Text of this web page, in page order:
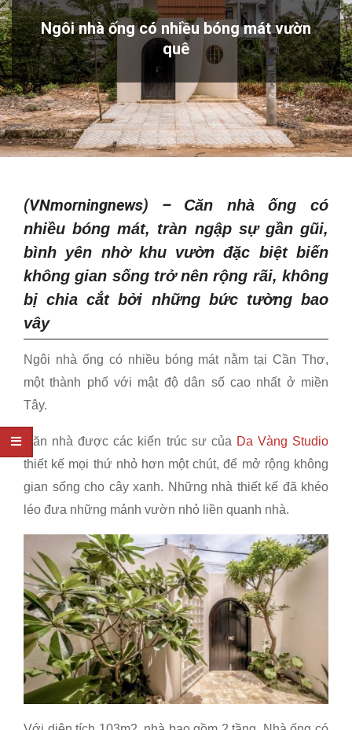
Ngôi nhà ống có nhiều bóng mát vườn
quê
(VNmorningnews) – Căn nhà ốngcó
nhiều bóng mát, tràn ngập sự gần gũi,
bình yên nhờ khu vườn đặc biệt biến
không gian sống trở nên rộng rãi, không
bị chia cắt bởi những bức tường bao
vây
Ngôi nhà ống có nhiều bóng mát nằm tại Cần Thơ,
một thành phố với mật độ dân số cao nhất ở miền
Tây.
Căn nhà được các kiến trúc sư của Da Vàng Studio
thiết kế mọi thứ nhỏ hơn một chút, để mở rộng không
gian sống cho cây xanh. Những nhà thiết kế đã khéo
léo đưa những mảnh vườn nhỏ liền quanh nhà.